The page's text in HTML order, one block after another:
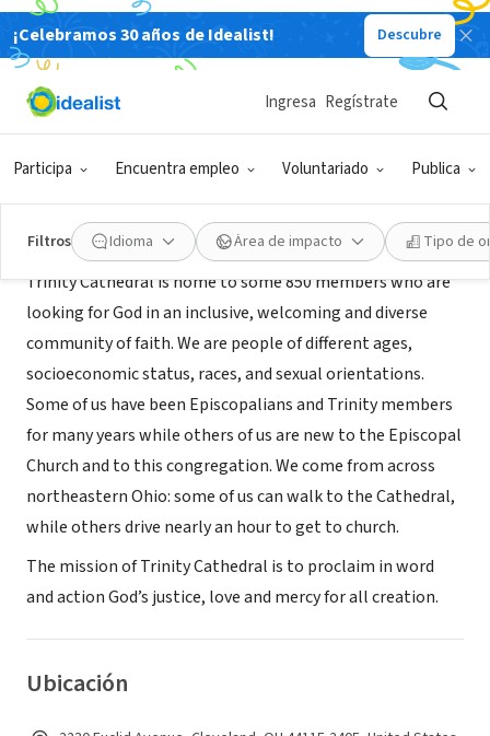
¡Celebramos 30 años de Idealist! Descubre
Participa Encuentra empleo Voluntariado Publica
Ingresa Regístrate
Filtros Idioma Área de impacto Tipo de
ORGANIZACIÓN SIN FIN DE LUCRO
Trinity Episcopal Cathedral
Acerca de
Trinity Cathedral is home to some 850 members who are
looking for God in an inclusive, welcoming and diverse
community of faith. We are people of different ages,
socioeconomic status, races, and sexual orientations.
Some of us have been Episcopalians and Trinity members
for many years while others of us are new to the Episcopal
Church and to this congregation. We come from across
northeastern Ohio: some of us can walk to the Cathedral,
while others drive nearly an hour to get to church.
The mission of Trinity Cathedral is to proclaim in word
and action God’s justice, love and mercy for all creation.
Ubicación